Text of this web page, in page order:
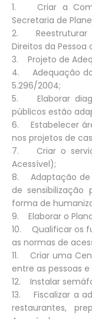
1. Criar a
Secretaria de
2. Reestruturar
Direitos da
3. Projeto de
4. Adequação do
5.296/2004;
5. Elaborar
públicos estão
6. Estabelecer
nos projetos de
7. Criar o
Acessível);
8. Adaptação de
de
forma de
9. Elaborar o
10. Qualificar os
as normas de
11. Criar uma
entre as pessoas
12. Instalar
13. Fiscalizar a
restaurantes,